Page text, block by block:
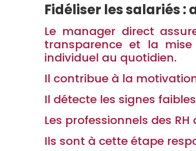
Fidéliser les salariés
Le manager direct
transparence et la
individuel au quotidien.
Il contribue à la
Il détecte les signes
Les professionnels des
Ils sont à cette étape